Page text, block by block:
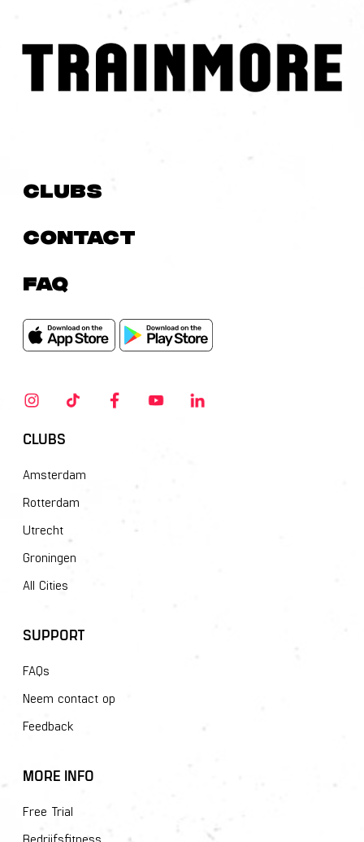
Clubs
Contact
FAQ
CLUBS
Amsterdam
Rotterdam
Utrecht
Groningen
All Cities
SUPPORT
FAQs
Neem contact op
Feedback
MORE INFO
Free Trial
Bedrijfsfitness